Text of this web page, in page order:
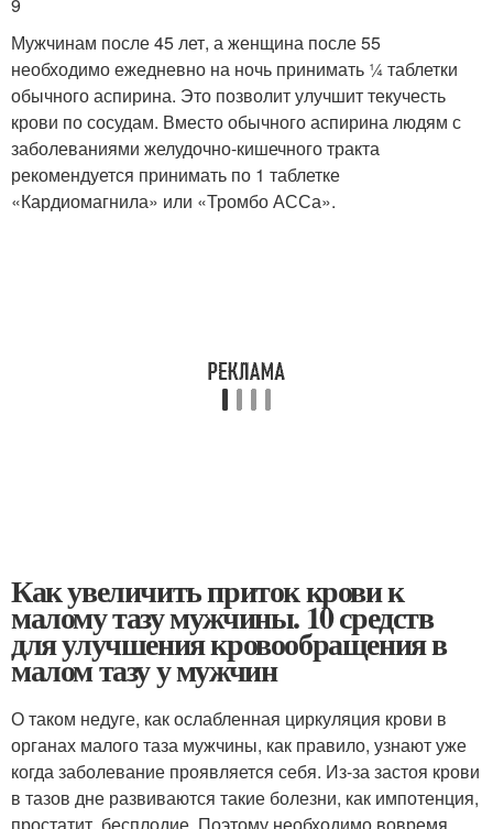
Мужчинам после 45 лет, а женщина после 55
необходимо ежедневно на ночь принимать ¼ таблетки
обычного аспирина. Это позволит улучшит текучесть
крови по сосудам. Вместо обычного аспирина людям с
заболеваниями желудочно-кишечного тракта
рекомендуется принимать по 1 таблетке
«Кардиомагнила» или «Тромбо АССа».
Как увеличить приток крови к
малому тазу мужчины. 10 средств
для улучшения кровообращения в
малом тазу у мужчин
О таком недуге, как ослабленная циркуляция крови в
органах малого таза мужчины, как правило, узнают уже
когда заболевание проявляется себя. Из-за застоя крови
в тазов дне развиваются такие болезни, как импотенция,
простатит, бесплодие. Поэтому необходимо вовремя